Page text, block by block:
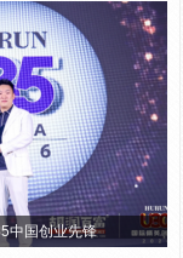
中国创业先锋